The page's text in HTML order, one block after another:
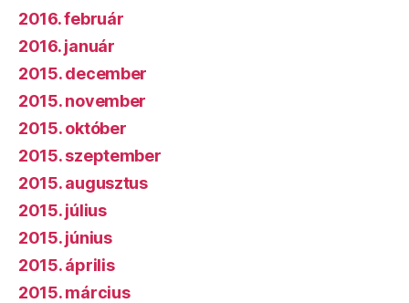
2016. február
2016. január
2015. december
2015. november
2015. október
2015. szeptember
2015. augusztus
2015. július
2015. június
2015. április
2015. március